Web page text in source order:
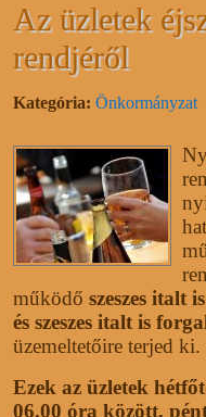
Az üzletek
rendjéről
Kategória: Önkormányzat
működő szeszes italt
és szeszes italt is
üzemeltetőire terjed ki.
Ezek az üzletek
06.00 óra között,